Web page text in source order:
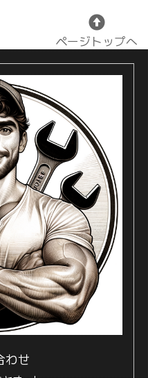
ページトップへ
わせ